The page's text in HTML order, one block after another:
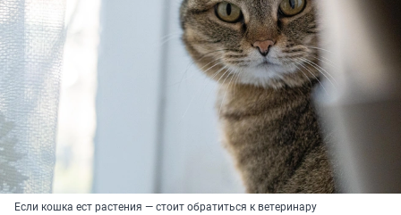
Если кошка ест растения — стоит обратиться к ветеринару